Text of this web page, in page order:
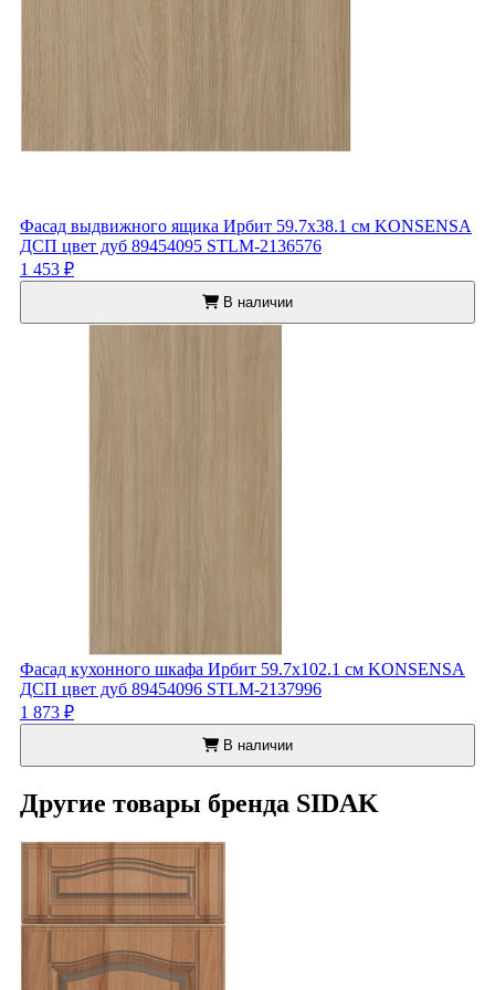
Фасад выдвижного ящика Ирбит 59.7x38.1 см KONSENSA
ДСП цвет дуб 89454095 STLM-2136576
1 453 ₽
В наличии
Фасад кухонного шкафа Ирбит 59.7x102.1 см KONSENSA
ДСП цвет дуб 89454096 STLM-2137996
1 873 ₽
В наличии
Другие товары бренда SIDAK